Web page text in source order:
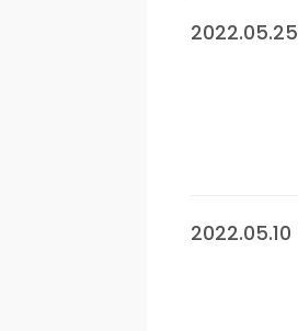
2022.05.25
2022.05.10